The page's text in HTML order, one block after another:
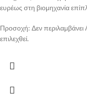
ευρέως στη βιομηχανία
Προσοχή: Δεν περιλαμβάνει
επιλεχθεί.